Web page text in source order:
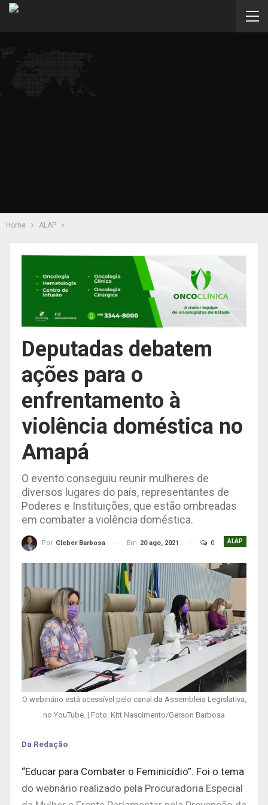
Home ALAP
Deputadas debatem
ações para o
enfrentamento à
violência doméstica no
Amapá
O evento conseguiu reunir mulheres de
diversos lugares do país, representantes de
Poderes e Instituições, que estão ombreadas
em combater a violência doméstica.
ALAP
Por Cleber Barbosa Em 20 ago, 2021 0
O webinário está acessível pelo canal da Assembleia Legislativa,
no YouTube. | Foto: Kitt Nascimento/Gerson Barbosa
Da Redação
“Educar para Combater o Feminicídio”. Foi o tema
do webnário realizado pela Procuradoria Especial